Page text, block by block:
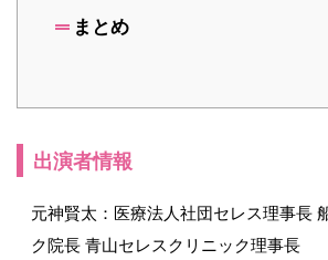
まとめ
出演者情報
元神賢太：医療法人社団セレス理事長
ク院長 青山セレスクリニック理事長